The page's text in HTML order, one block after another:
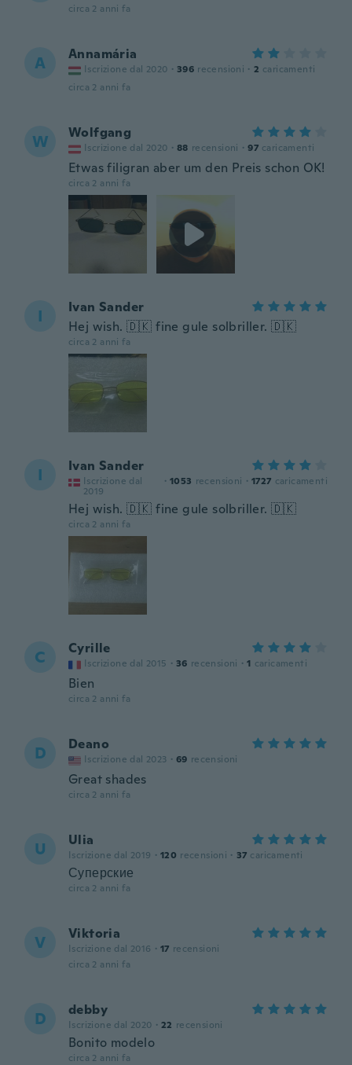
circa 2 anni fa
A Annamária
Iscrizione dal 2020 · 396 recensioni · 2 caricamenti
circa 2 anni fa
W Wolfgang
Iscrizione dal 2020 · 88 recensioni · 97 caricamenti
Etwas filigran aber um den Preis schon OK!
circa 2 anni fa
I
Ivan Sander
Hej wish. 🇩🇰 fine gule solbriller. 🇩🇰
circa 2 anni fa
I Ivan Sander
Iscrizione dal
2019
· 1053 recensioni · 1727 caricamenti
Hej wish. 🇩🇰 fine gule solbriller. 🇩🇰
circa 2 anni fa
C Cyrille
Iscrizione dal 2015 · 36 recensioni · 1 caricamenti
Bien
circa 2 anni fa
D Deano
Iscrizione dal 2023 · 69 recensioni
Great shades
circa 2 anni fa
U Ulia
Iscrizione dal 2019 · 120 recensioni · 37 caricamenti
Суперские
circa 2 anni fa
V Viktoria
Iscrizione dal 2016 · 17 recensioni
circa 2 anni fa
D debby
Iscrizione dal 2020 · 22 recensioni
Bonito modelo
circa 2 anni fa